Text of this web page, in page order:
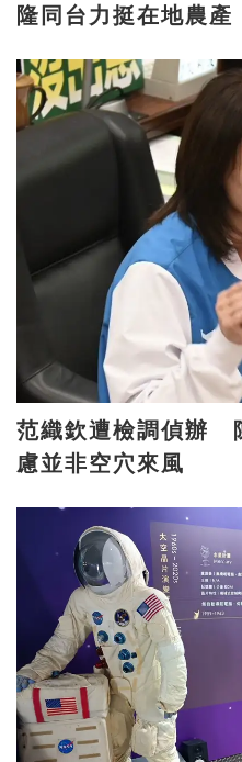
隆同台力挺在地農產
范織欽遭檢調偵辦
慮並非空穴來風